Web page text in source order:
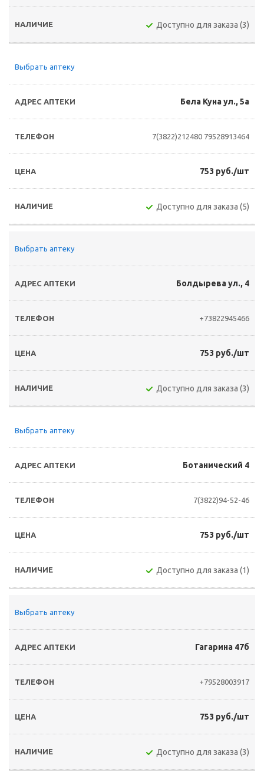
Доступно для заказа (3)
Выбрать аптеку
Бела Куна ул., 5а
7(3822)212480 79528913464
753 руб./шт
Доступно для заказа (5)
Выбрать аптеку
Болдырева ул., 4
+73822945466
753 руб./шт
Доступно для заказа (3)
Выбрать аптеку
Ботанический 4
7(3822)94-52-46
753 руб./шт
Доступно для заказа (1)
Выбрать аптеку
Гагарина 47б
+79528003917
753 руб./шт
Доступно для заказа (3)